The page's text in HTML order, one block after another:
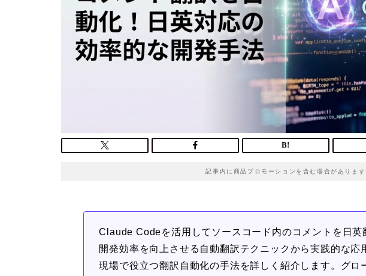
記事内に商品プロモーションを含む場合があります
Claude Codeを活用してソースコード内のコメントを日英
開発効率を向上させる自動翻訳テクニックから実践的な応
現場で役立つ翻訳自動化の手法を詳しく紹介します。グロ